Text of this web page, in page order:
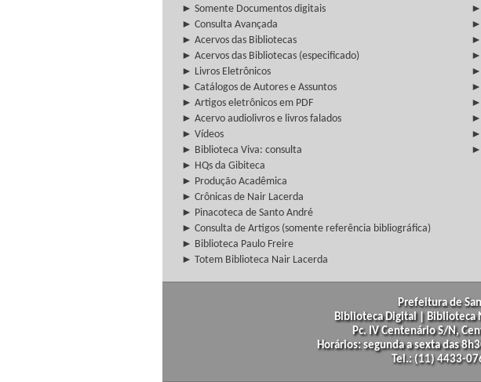
► Somente Documentos digitais
►
► Consulta Avançada
►
► Acervos das Bibliotecas
►
► Acervos das Bibliotecas (especificado)
►
► Livros Eletrônicos
►
► Catálogos de Autores e Assuntos
►
► Artigos eletrônicos em PDF
►
► Acervo audiolivros e livros falados
►
► Vídeos
►
► Biblioteca Viva: consulta
►
► HQs da Gibiteca
► Produção Acadêmica
► Crônicas de Nair Lacerda
► Pinacoteca de Santo André
► Consulta de Artigos (somente referência bibliográfica)
► Biblioteca Paulo Freire
► Totem Biblioteca Nair Lacerda
Prefeitura de
Biblioteca Digital | Biblioteca
Pc. IV Centenário S/N,
Horários: segunda a sexta das
Tel.: (11) 4433-